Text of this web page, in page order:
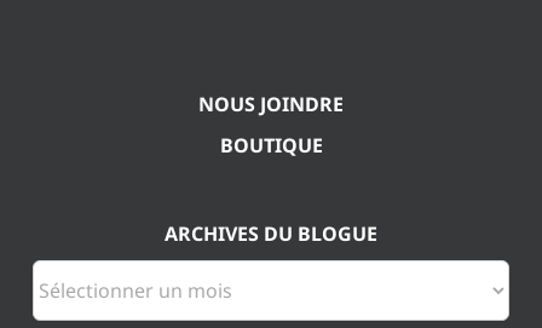
NOUS JOINDRE
BOUTIQUE
ARCHIVES DU BLOGUE
Archives
du